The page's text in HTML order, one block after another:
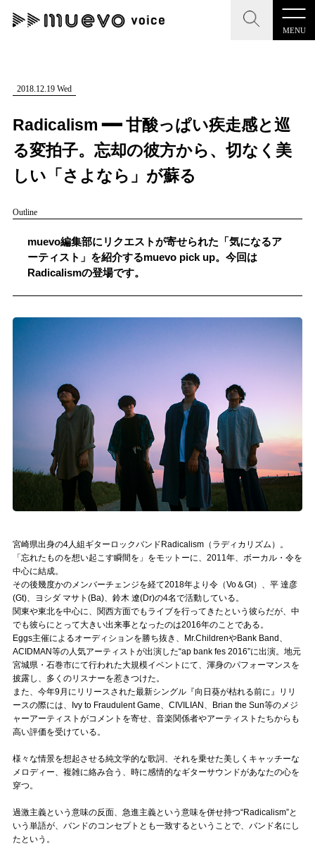
MENU
CLOSE
記事を検索する
#男性シンガー #HR/HM #女性シンガー
#ヒップホップ #男性シンガーグループ
CLOSE
"読者の声を形にする”音楽特化メディア
MENU
記事一覧
プレスリリース一覧
会社概要
記事リクエスト
muevoクラウドファンディング
muevoコミュニティ
ぶいクラ！by muevo
ぶいマガ！ by muevo
Follow us
Official SNS
2018.12.19 Wed
Radicalism ━━ 甘酸っぱい疾走感と巡
る変拍子。忘却の彼方から、切なく美
しい「さよなら」が蘇る
Outline
muevo編集部にリクエストが寄せられた「気になるア
ーティスト」を紹介するmuevo pick up。今回は
Radicalismの登場です。
宮崎県出身の4人組ギターロックバンドRadicalism（ラディカリズム）。
「忘れたものを想い起こす瞬間を」をモットーに、2011年、ボーカル・令を
中心に結成。
その後幾度かのメンバーチェンジを経て2018年より令（Vo＆Gt）、平 達彦
(Gt)、ヨシダ マサト(Ba)、鈴木 遼(Dr)の4名で活動している。
関東や東北を中心に、関西方面でもライブを行ってきたという彼らだが、中
でも彼らにとって大きい出来事となったのは2016年のことである。
Eggs主催によるオーディションを勝ち抜き、Mr.ChildrenやBank Band、
ACIDMAN等の人気アーティストが出演した“ap bank fes 2016”に出演。地元
宮城県・石巻市にて行われた大規模イベントにて、渾身のパフォーマンスを
披露し、多くのリスナーを惹きつけた。
また、今年9月にリリースされた最新シングル『向日葵が枯れる前に』リリ
ースの際には、Ivy to Fraudulent Game、CIVILIAN、Brian the Sun等のメジ
ャーアーティストがコメントを寄せ、音楽関係者やアーティストたちからも
高い評価を受けている。
様々な情景を想起させる純文学的な歌詞、それを乗せた美しくキャッチーな
メロディー、複雑に絡み合う、時に感情的なギターサウンドがあなたの心を
穿つ。
過激主義という意味の反面、急進主義という意味を併せ持つ“Radicalism”と
いう単語が、バンドのコンセプトとも一致するということで、バンド名にし
たという。